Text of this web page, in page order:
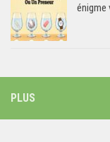
énigme
PLUS